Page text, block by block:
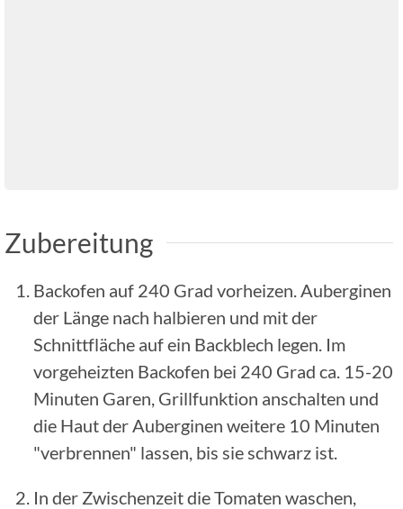
Zubereitung
Backofen auf 240 Grad vorheizen. Auberginen
der Länge nach halbieren und mit der
Schnittfläche auf ein Backblech legen. Im
vorgeheizten Backofen bei 240 Grad ca. 15-20
Minuten Garen, Grillfunktion anschalten und
die Haut der Auberginen weitere 10 Minuten
"verbrennen" lassen, bis sie schwarz ist.
In der Zwischenzeit die Tomaten waschen,